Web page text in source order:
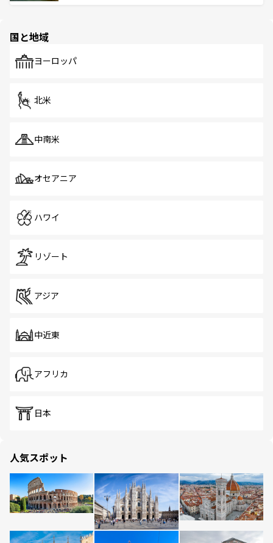
で、ホーカーズは地元の風情を楽しめる外せないスポット
国と地域
ヨーロッパ
北米
中南米
オセアニア
ハワイ
リゾート
アジア
中近東
アフリカ
日本
人気スポット